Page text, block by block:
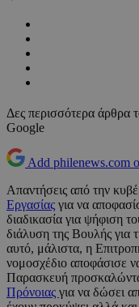
Δες περισσότερα άρθρα
Google
Add philenews.com
Απαντήσεις από την
Εργασίας για να
διαδικασία για ψήφιση
διάλυση της Βουλής για
αυτό, μάλιστα, η
νομοσχέδιο αποφάσισε
Παρασκευή
Πρόνοιας για να δώσει